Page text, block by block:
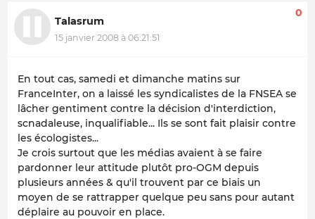
Talasrum
15 janvier 2008 à 06:21:51
0
En tout cas, samedi et dimanche matins sur
FranceInter, on a laissé les syndicalistes de la FNSEA se
lâcher gentiment contre la décision d'interdiction,
scnadaleuse, inqualifiable... Ils se sont fait plaisir contre
les écologistes...
Je crois surtout que les médias avaient à se faire
pardonner leur attitude plutôt pro-OGM depuis
plusieurs années & qu'il trouvent par ce biais un
moyen de se rattrapper quelque peu sans pour autant
déplaire au pouvoir en place.